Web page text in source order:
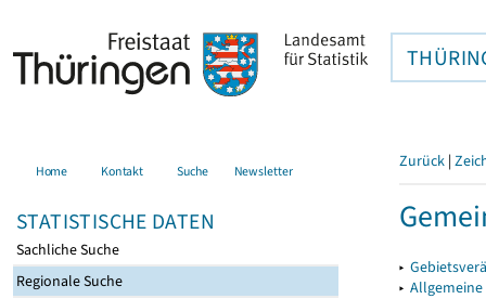
Home Kontakt Suche Newsletter
STATISTISCHE DATEN
Sachliche Suche
Regionale Suche
Zurück |
▸
▸